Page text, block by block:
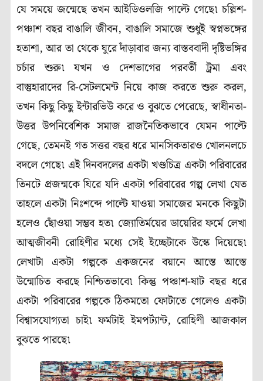
যে সময়ে জন্মেছে তখন আইডিওলজি পাল্টে গেছে৷ চল্লিশ-
পঞ্চাশ বছর বাঙালি জীবন, বাঙালি সমাজে শুধুই স্বপ্নভঙ্গের
হতাশা, আর তা থেকে ঘুরে দাঁড়াবার জন্য বাস্তববাদী দৃষ্টিভঙ্গির
চর্চার শুরু৷ যখন ও দেশভাগের পরবর্তী ট্রমা এবং
বাস্তুহারাদের রি-সেটলমেন্ট নিয়ে কাজ করতে শুরু করল,
তখন কিছু কিছু ইন্টারভিউ করে ও বুঝতে পেরেছে, স্বাধীনতা-
উত্তর উপনিবেশিক সমাজ রাজনৈতিকভাবে যেমন পাল্টে
গেছে, তেমনই গত সত্তর বছর ধরে মানসিকতারও খোলনলচে
বদলে গেছে৷ এই দিনবদলের একটা খণ্ডচিত্র একটা পরিবারের
তিনটে প্রজন্মকে ঘিরে যদি একটা পরিবারের গল্প লেখা যেত
তাহলে একটা নিঃশব্দে পাল্টে যাওয়া সমাজের মনকে কিছুটা
হলেও ছোঁওয়া সম্ভব হত৷ জ্যোতির্ময়ের ডায়েরির ফর্মে লেখা
আত্মজীবনী রোহিণীর মধ্যে সেই ইচ্ছেটাকে উস্কে দিয়েছে৷
লেখাটা একটা গল্পকে একজনের বয়ানে আস্তে আস্তে
উন্মোচিত করছে নিশ্চিতভাবে৷ কিন্তু পঞ্চাশ-ষাট বছর ধরে
একটা পরিবারের গল্পকে ঠিকমতো ফোটাতে গেলেও একটা
বিশ্বাসযোগ্যতা চাই৷ ফর্মটাই ইমপর্ট্যান্ট, রোহিণী আজকাল
বুঝতে পারছে৷